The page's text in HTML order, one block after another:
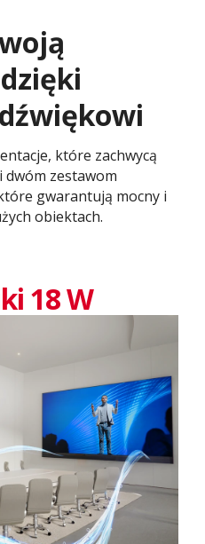
które zachwycą
dwóm zestawom
gwarantują mocny i
obiektach.
18 W